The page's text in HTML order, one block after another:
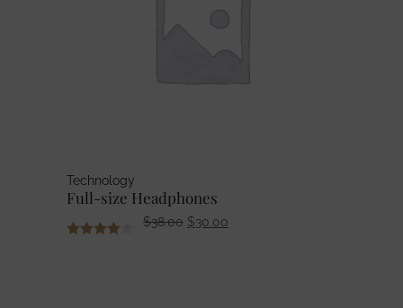
Technology
Full-size Headphones
$38.00 Ursprünglicher
Preis
$30.00
Preis